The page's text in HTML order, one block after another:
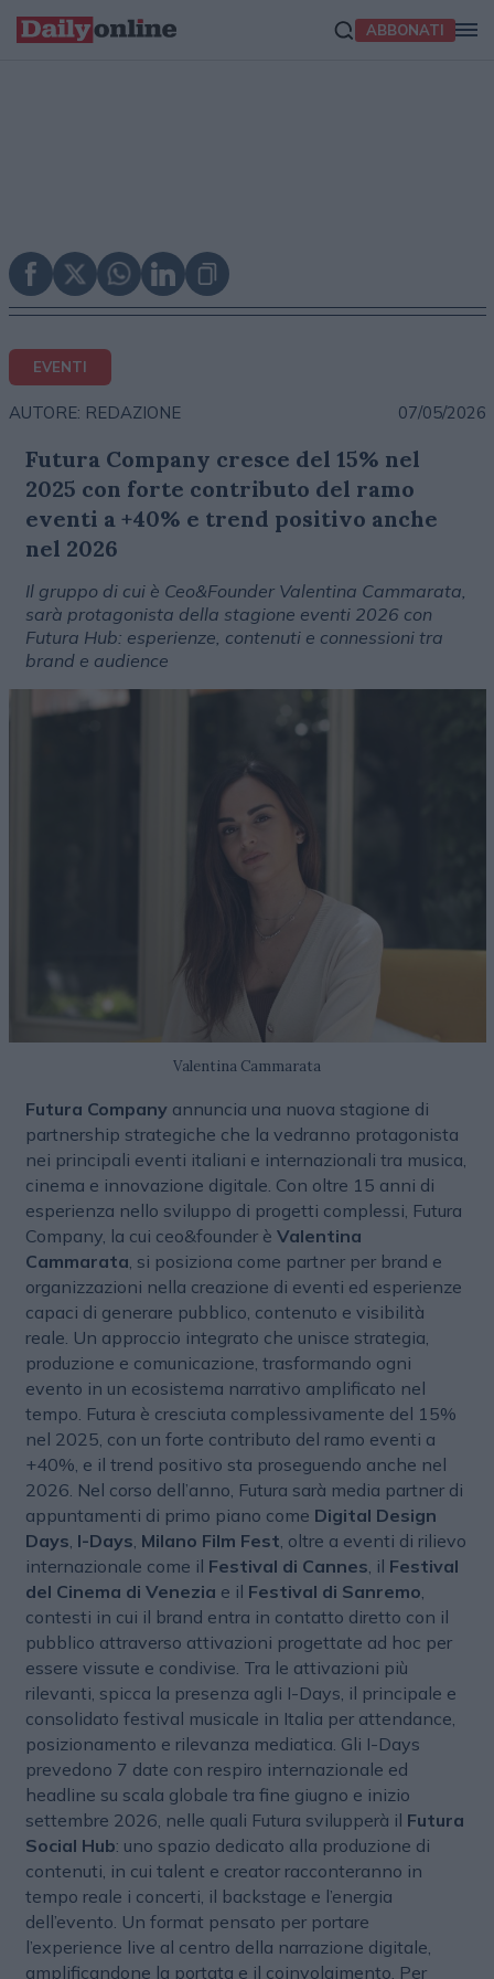
ABBONATI
EVENTI
AUTORE: REDAZIONE 07/05/2026
Futura Company cresce del 15% nel
2025 con forte contributo del ramo
eventi a +40% e trend positivo anche
nel 2026
Il gruppo di cui è Ceo&Founder Valentina Cammarata,
sarà protagonista della stagione eventi 2026 con
Futura Hub: esperienze, contenuti e connessioni tra
brand e audience
Valentina Cammarata
Futura Company annuncia una nuova stagione di
partnership strategiche che la vedranno protagonista
nei principali eventi italiani e internazionali tra musica,
cinema e innovazione digitale. Con oltre 15 anni di
esperienza nello sviluppo di progetti complessi, Futura
Company, la cui ceo&founder è Valentina
Cammarata, si posiziona come partner per brand e
organizzazioni nella creazione di eventi ed esperienze
capaci di generare pubblico, contenuto e visibilità
reale. Un approccio integrato che unisce strategia,
produzione e comunicazione, trasformando ogni
evento in un ecosistema narrativo amplificato nel
tempo. Futura è cresciuta complessivamente del 15%
nel 2025, con un forte contributo del ramo eventi a
+40%, e il trend positivo sta proseguendo anche nel
2026. Nel corso dell’anno, Futura sarà media partner di
appuntamenti di primo piano come Digital Design
Days, I-Days, Milano Film Fest, oltre a eventi di rilievo
internazionale come il Festival di Cannes, il Festival
del Cinema di Venezia e il Festival di Sanremo,
contesti in cui il brand entra in contatto diretto con il
pubblico attraverso attivazioni progettate ad hoc per
essere vissute e condivise. Tra le attivazioni più
rilevanti, spicca la presenza agli I-Days, il principale e
consolidato festival musicale in Italia per attendance,
posizionamento e rilevanza mediatica. Gli I-Days
prevedono 7 date con respiro internazionale ed
headline su scala globale tra fine giugno e inizio
settembre 2026, nelle quali Futura svilupperà il Futura
Social Hub: uno spazio dedicato alla produzione di
contenuti, in cui talent e creator racconteranno in
tempo reale i concerti, il backstage e l’energia
dell’evento. Un format pensato per portare
l’experience live al centro della narrazione digitale,
amplificandone la portata e il coinvolgimento. Per